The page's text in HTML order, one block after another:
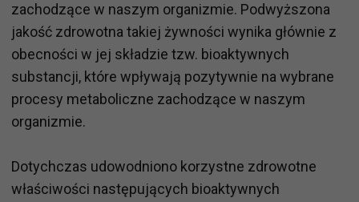
zachodzące w naszym organizmie. Podwyższona
jakość zdrowotna takiej żywności wynika głównie z
obecności w jej składzie tzw. bioaktywnych
substancji, które wpływają pozytywnie na wybrane
procesy metaboliczne zachodzące w naszym
organizmie.
Dotychczas udowodniono korzystne zdrowotne
właściwości następujących bioaktywnych